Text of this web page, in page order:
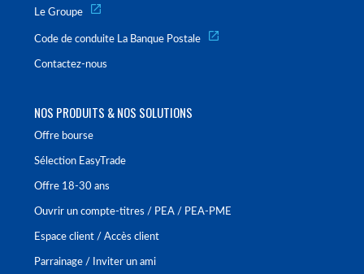
Le Groupe
Code de conduite La Banque Postale
Contactez-nous
NOS PRODUITS & NOS SOLUTIONS
Offre bourse
Sélection EasyTrade
Offre 18-30 ans
Ouvrir un compte-titres / PEA / PEA-PME
Espace client / Accès client
Parrainage / Inviter un ami